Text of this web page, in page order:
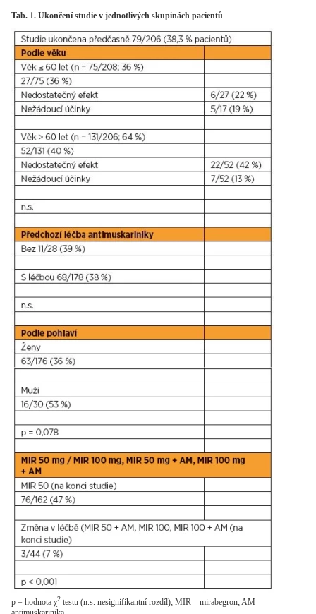
Tab. 1. Ukončení studie v jednotlivých skupinách pacientů
p = hodnota χ2 testu (n.s. nesignifikantní rozdíl); MIR – mirabegron; AM –